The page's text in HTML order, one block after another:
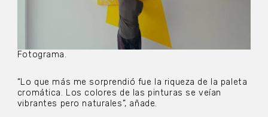
Fotograma.
“Lo que más me sorprendió fue la riqueza de la paleta
cromática. Los colores de las pinturas se veían
vibrantes pero naturales”, añade.